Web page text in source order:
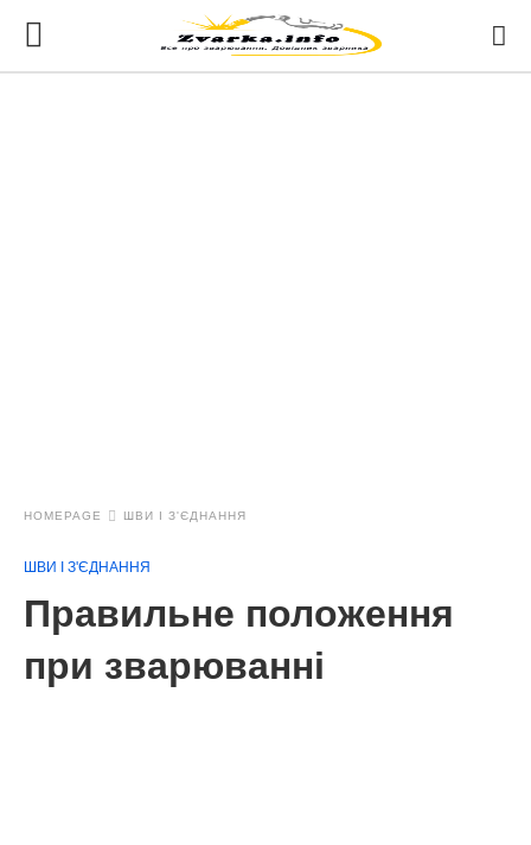
HOMEPAGE ШВИ І З'ЄДНАННЯ
ШВИ І З'ЄДНАННЯ
Правильне положення
при зварюванні